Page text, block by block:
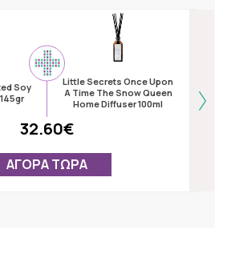
Soy
Little Secrets Once Upon
A Time The Snow Queen
Home Diffuser 100ml
32.60€
ΑΓΟΡΑ ΤΩΡΑ